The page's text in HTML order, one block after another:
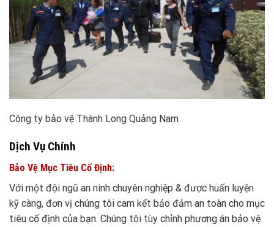
Công ty bảo vệ Thành Long Quảng Nam
Dịch Vụ Chính
Bảo Vệ Mục Tiêu Cố Định:
Với một đội ngũ an ninh chuyên nghiệp & được huấn luyện
kỹ càng, đơn vị chúng tôi cam kết bảo đảm an toàn cho mục
tiêu cố định của bạn. Chúng tôi tùy chỉnh phương án bảo vệ